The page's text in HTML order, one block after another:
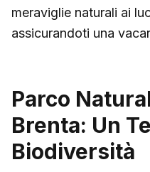
meraviglie naturali ai
assicurandoti una
Parco
Brenta: Un
Biodiversità